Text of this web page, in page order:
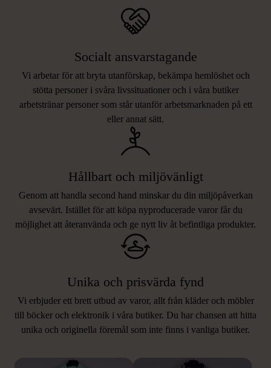
Socialt ansvarstagande
Vi arbetar för att bryta utanförskap, bekämpa hemlöshet och
stötta personer i svåra livssituationer och i våra butiker
arbetstränar personer som står utanför arbetsmarknaden på ett
eller annat sätt.
Hållbart och miljövänligt
Genom att handla second hand minskar du din miljöpåverkan
avsevärt. Istället för att köpa nyproducerade varor får du
möjlighet att återanvända och ge nytt liv åt befintliga produkter.
Unika och prisvärda fynd
Vi erbjuder ett brett utbud av varor, allt från kläder och möbler
till böcker och elektronik i våra butiker. Du har chansen att hitta
unika och originella föremål som inte finns i vanliga butiker.
LIKNANDE PRODUKTER
Hitta produkter som påminner om denna